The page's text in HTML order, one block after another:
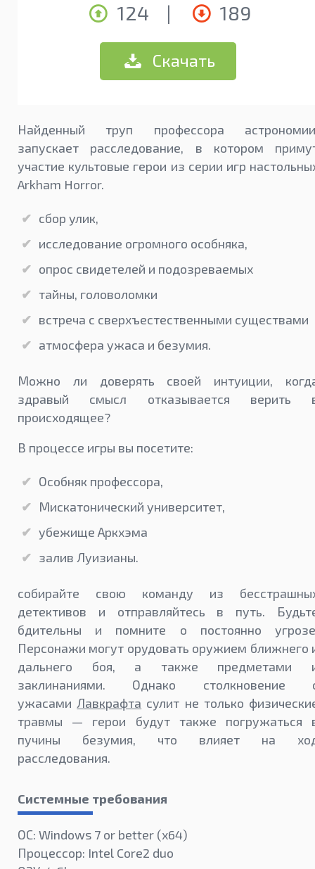
124 | 189
Скачать
Найденный труп профессора
запускает расследование, в котором
участие культовые герои из серии игр
Arkham Horror.
сбор улик,
исследование огромного особняка,
опрос свидетелей и подозреваемых
тайны, головоломки
встреча с сверхъестественными существами
атмосфера ужаса и безумия.
Можно ли доверять своей интуиции,
здравый смысл отказывается верить
происходящее?
В процессе игры вы посетите:
Особняк профессора,
Мискатонический университет,
убежище Аркхэма
залив Луизианы.
собирайте свою команду из
детективов и отправляйтесь в путь.
бдительны и помните о постоянно
Персонажи могут орудовать оружием ближнего
дальнего боя, а также предметами
заклинаниями. Однако столкновение
ужасами Лавкрафта сулит не только
травмы — герои будут также погружаться
пучины безумия, что влияет на
расследования.
Системные требования
ОС: Windows 7 or better (х64)
Процессор: Intel Core2 duo